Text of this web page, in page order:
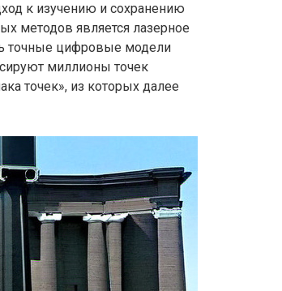
к изучению и сохранению
методов является лазерное
точные цифровые модели
миллионы точек
точек», из которых далее